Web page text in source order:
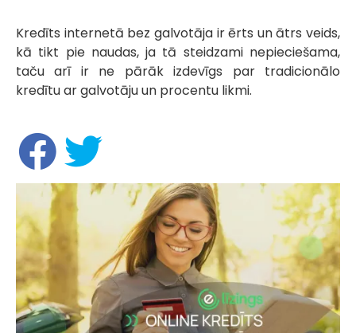
Kredīts internetā bez galvotāja ir ērts un ātrs veids,
kā tikt pie naudas, ja tā steidzami nepieciešama,
taču arī ir ne pārāk izdevīgs par tradicionālo
kredītu ar galvotāju un procentu likmi.